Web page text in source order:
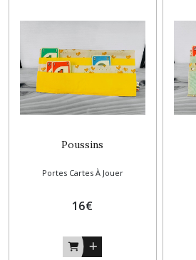
Poussins
Portes Cartes À Jouer
16€